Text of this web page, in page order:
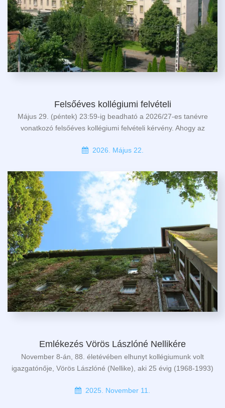
Felsőéves kollégiumi felvételi
Május 29. (péntek) 23:59-ig beadható a 2026/27-es tanévre
vonatkozó felsőéves kollégiumi felvételi kérvény. Ahogy az
2026. Május 22.
Emlékezés Vörös Lászlóné Nellikére
November 8-án, 88. életévében elhunyt kollégiumunk volt
igazgatónője, Vörös Lászlóné (Nellike), aki 25 évig (1968-1993)
2025. November 11.